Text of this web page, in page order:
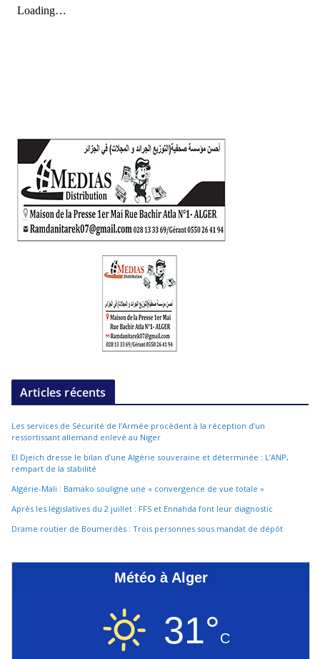
Articles récents
Les services de Sécurité de l’Armée procèdent à la réception d’un
ressortissant allemand enlevé au Niger
El Djeïch dresse le bilan d’une Algérie souveraine et déterminée : L’ANP,
rempart de la stabilité
Algérie-Mali : Bamako souligne une « convergence de vue totale »
Après les législatives du 2 juillet : FFS et Ennahda font leur diagnostic
Drame routier de Boumerdès : Trois personnes sous mandat de dépôt
Météo à Alger
31°C